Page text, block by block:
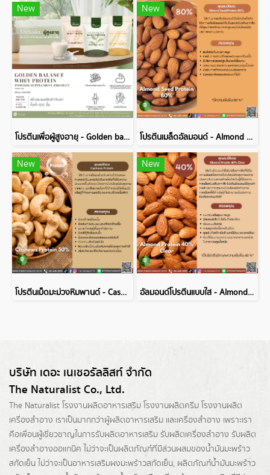
New
โปรตีนเพื่อผู้สูงอายุ - Golden balance whey protein
New
โปรตีนเมล็ดอัลมอนด์ - Almond Seed Protein 80%
New
โปรตีนเม็ดมะม่วงหิมพานต์ - Cashews Protein 50%
New
อัลมอนด์โปรตีนแบบใส - Almond Protein 40% Clear
บริษัท เดอะ เนเชอรัลลิสท์ จำกัด
The Naturalist Co., Ltd.
The Naturalist โรงงานผลิตอาหารเสริม โรงงานผลิตครีม โรงงานผลิต
เครื่องสำอาง เราเป็นมากกว่าผู้ผลิตอาหารเสริม และเครื่องสำอาง เพราะเรา
คือเพื่อนผู้เชี่ยวชาญในการรับผลิตอาหารเสริม รับผลิตเครื่องสำอาง รับผลิต
เครื่องสำอางออแกนิค ไม่ว่าจะเป็นผลิตภัณฑ์ที่มีส่วนผสมของน้ำมันมะพร้าว
สกัดเย็น ไม่ว่าจะเป็นอาหารเสริมผงมะพร้าวสกัดเย็น, ผลิตภัณฑ์น้ำมันมะพร้าว